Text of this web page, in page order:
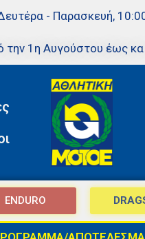
- Παρασκευή,
την 1η Αυγούστου έως
ENDURO